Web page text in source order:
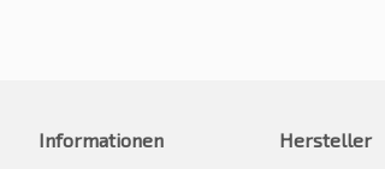
Informationen
Hersteller